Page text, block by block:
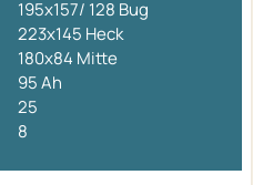
195x157/ 128 Bug
223x145 Heck
180x84 Mitte
95 Ah
25
8